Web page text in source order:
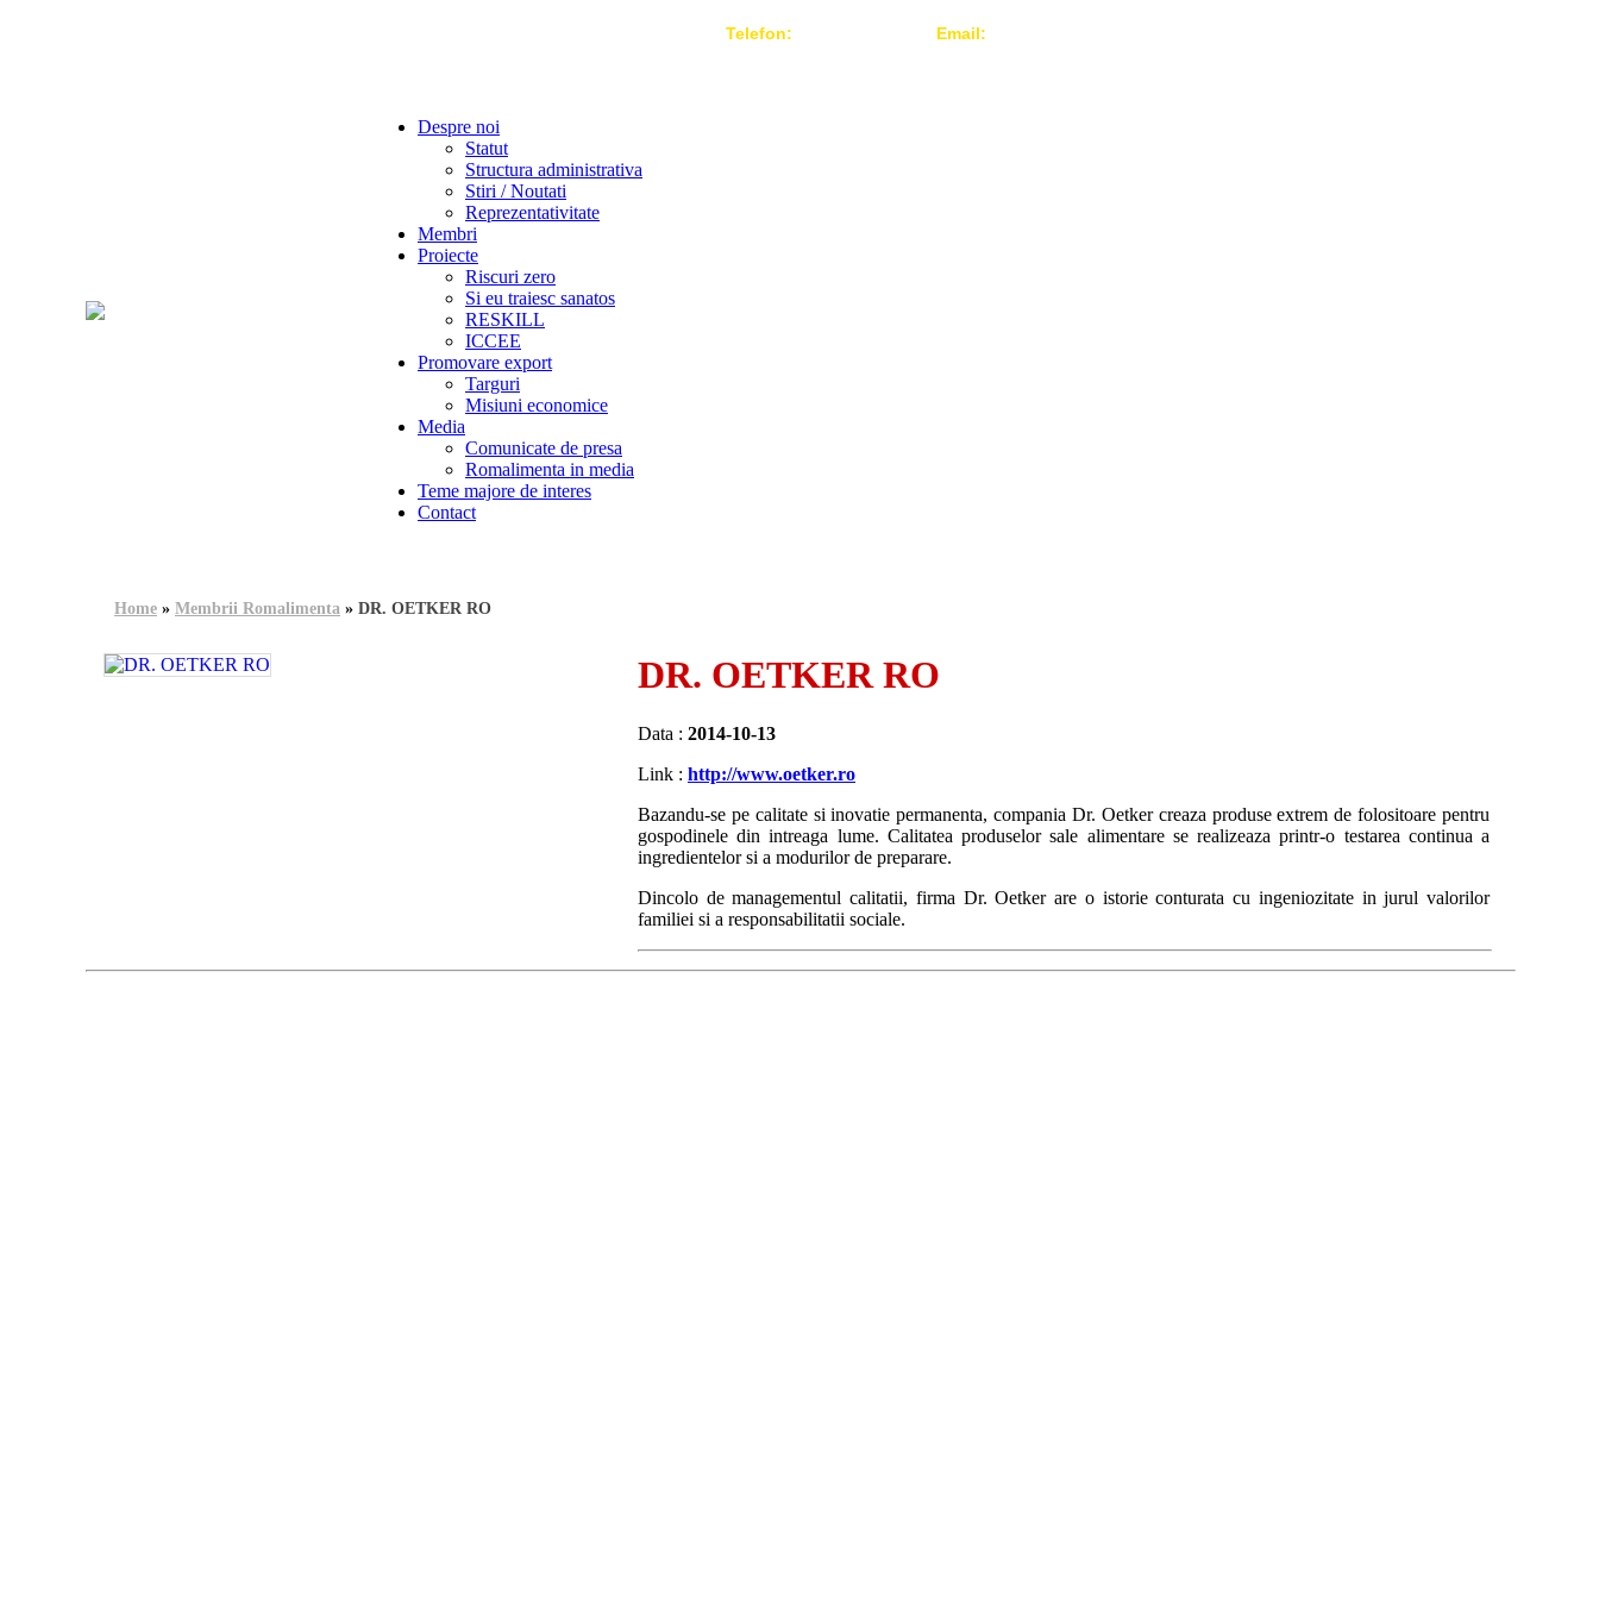
Telefon: Email:
Despre noi
Statut
Structura administrativa
Stiri / Noutati
Reprezentativitate
Membri
Proiecte
Riscuri zero
Si eu traiesc sanatos
RESKILL
ICCEE
Promovare export
Targuri
Misiuni economice
Media
Comunicate de presa
Romalimenta in media
Teme majore de interes
Contact
Home » Membrii Romalimenta » DR. OETKER RO
DR. OETKER RO
Data : 2014-10-13
Link : http://www.oetker.ro
Bazandu-se pe calitate si inovatie permanenta, compania Dr. Oetker creaza produse extrem de folositoare pentru
gospodinele din intreaga lume. Calitatea produselor sale alimentare se realizeaza printr-o testarea continua a
ingredientelor si a modurilor de preparare.
Dincolo de managementul calitatii, firma Dr. Oetker are o istorie conturata cu ingeniozitate in jurul valorilor
familiei si a responsabilitatii sociale.